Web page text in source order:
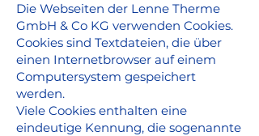
Die Webseiten der Lenne Therme
GmbH & Co KG verwenden Cookies.
Cookies sind Textdateien, die über
einen Internetbrowser auf einem
Computersystem gespeichert
werden.
Viele Cookies enthalten eine
eindeutige Kennung, die sogenannte